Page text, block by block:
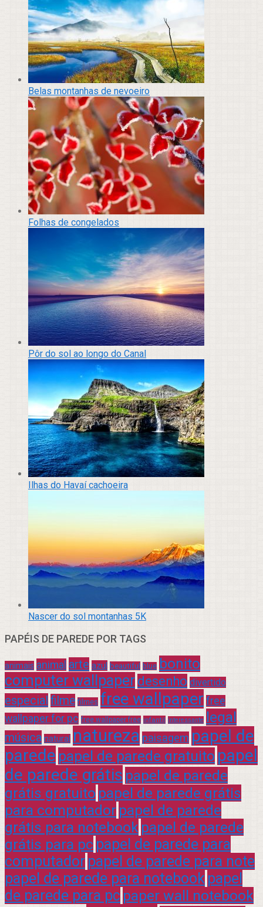
Belas montanhas de nevoeiro
Folhas de congelados
Pôr do sol ao longo do Canal
Ilhas do Havaí cachoeira
Nascer do sol montanhas 5K
PAPÉIS DE PAREDE POR TAGS
animais animal arte azul beautiful blue bonito
computer wallpaper desenho divertido
especial filme filmes free wallpaper free
wallpaper for pc free wallpaper free infantil interessante legal
música natural natureza paisagem papel de
parede papel de parede gratuito papel
de parede grátis papel de parede
grátis gratuito papel de parede grátis
para computador papel de parede
grátis para notebook papel de parede
grátis para pc papel de parede para
computador papel de parede para note
papel de parede para notebook papel
de parede para pc paper wall notebook